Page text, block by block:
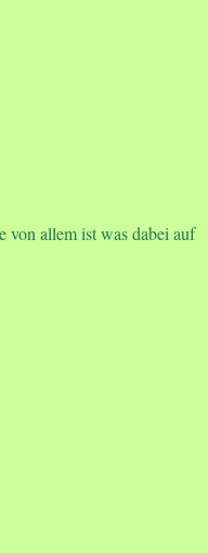
von allem ist was dabei auf